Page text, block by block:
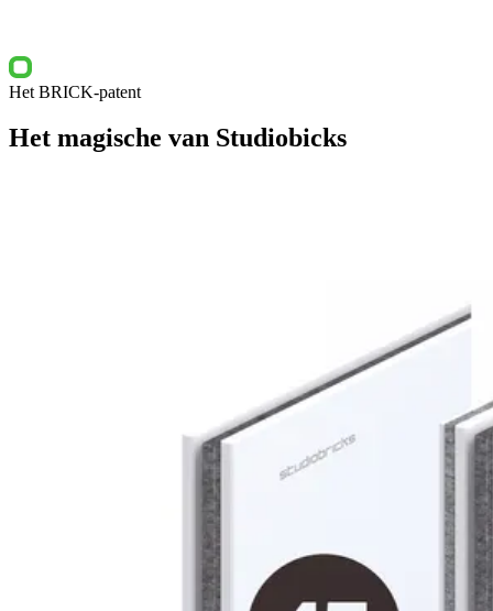
Het BRICK-patent
Het magische van Studiobicks